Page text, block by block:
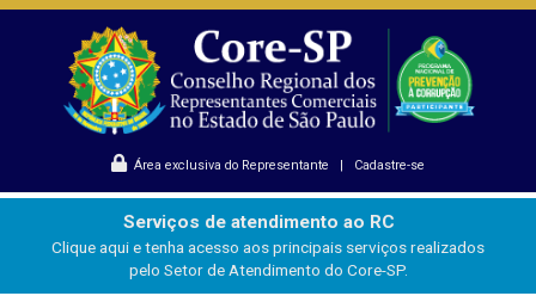
Área exclusiva do Representante | Cadastre-se
Serviços de atendimento ao RC
Clique aqui e tenha acesso aos principais serviços realizados
pelo Setor de Atendimento do Core-SP.